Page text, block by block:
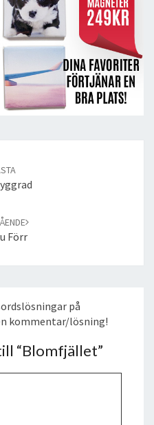
Förr
på
kommentar/lösning!
“Blomfjället”